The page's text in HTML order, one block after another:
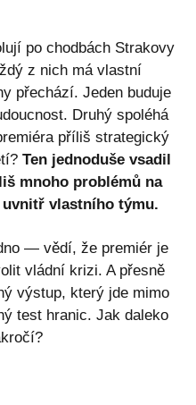
po chodbách Strakovy
z nich má vlastní
přechází. Jeden buduje
Druhý spoléhá
příliš strategický
Ten jednoduše vsadil
mnoho problémů na
vlastního týmu.
— vědí, že premiér je
vládní krizi. A přesně
výstup, který jde mimo
test hranic. Jak daleko